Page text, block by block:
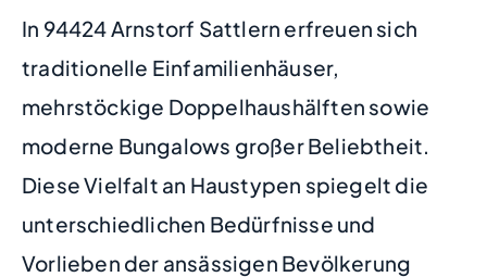
In 94424 Arnstorf Sattlern erfreuen sich
traditionelle Einfamilienhäuser,
mehrstöckige Doppelhaushälften sowie
moderne Bungalows großer Beliebtheit.
Diese Vielfalt an Haustypen spiegelt die
unterschiedlichen Bedürfnisse und
Vorlieben der ansässigen Bevölkerung